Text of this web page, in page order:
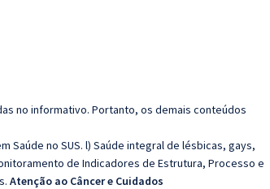
no informativo. Portanto, os demais conteúdos
Saúde no SUS. l) Saúde integral de lésbicas, gays,
de Indicadores de Estrutura, Processo e
Atenção ao Câncer e Cuidados